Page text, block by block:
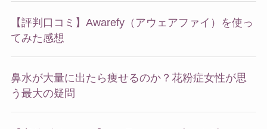
【評判口コミ】Awarefy（アウェアファイ）を使っ
てみた感想
鼻水が大量に出たら痩せるのか？花粉症女性が思
う最大の疑問